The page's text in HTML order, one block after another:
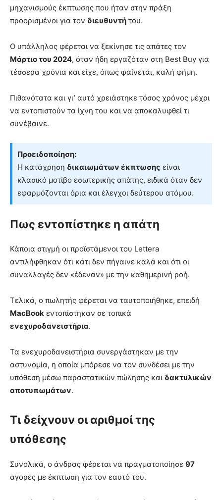
μηχανισμούς έκπτωσης που ήταν στην πράξη
προορισμένοι για τον διευθυντή του.
Ο υπάλληλος φέρεται να ξεκίνησε τις απάτες τον
Μάρτιο του 2024, όταν ήδη εργαζόταν στη Best Buy για
τέσσερα χρόνια και είχε, όπως φαίνεται, καλή φήμη.
Πιθανότατα και γι’ αυτό χρειάστηκε τόσος χρόνος μέχρι
να εντοπιστούν τα ίχνη του και να αποκαλυφθεί τι
συνέβαινε.
Προειδοποίηση:
Η κατάχρηση δικαιωμάτων έκπτωσης είναι
κλασικό μοτίβο εσωτερικής απάτης, ειδικά όταν δεν
εφαρμόζονται όρια και έλεγχοι δεύτερου ατόμου.
Πως εντοπίστηκε η απάτη
Κάποια στιγμή οι προϊστάμενοι του Lettera
αντιλήφθηκαν ότι κάτι δεν πήγαινε καλά και ότι οι
συναλλαγές δεν «έδεναν» με την καθημερινή ροή.
Τελικά, ο πωλητής φέρεται να ταυτοποιήθηκε, επειδή
MacBook εντοπίστηκαν σε τοπικά
ενεχυροδανειστήρια.
Τα ενεχυροδανειστήρια συνεργάστηκαν με την
αστυνομία, η οποία μπόρεσε να τον συνδέσει με την
υπόθεση μέσω παραστατικών πώλησης και δακτυλικών
αποτυπωμάτων.
Τι δείχνουν οι αριθμοί της
υπόθεσης
Συνολικά, ο άνδρας φέρεται να πραγματοποίησε 97
αγορές με έκπτωση για τον εαυτό του.